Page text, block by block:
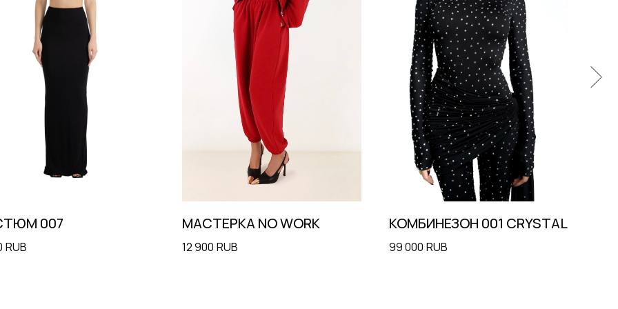
007
RUB
МАСТЕРКА NO WORK
12 900 RUB
КОМБИНЕЗОН 001 CRYSTAL
99 000 RUB
Подписаться на рассылку